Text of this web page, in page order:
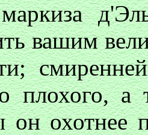
вашим
плохого, а
он охотнее